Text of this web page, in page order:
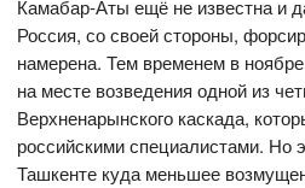
Камабар-Аты ещё не известна и
Россия, со своей стороны,
намерена. Тем временем в
на месте возведения одной из
Верхненарынского каскада,
российскими специалистами. Но
Ташкенте куда меньшее